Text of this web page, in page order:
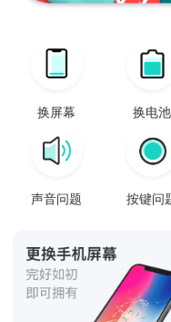
换屏幕 换电池
声音问题 按键问